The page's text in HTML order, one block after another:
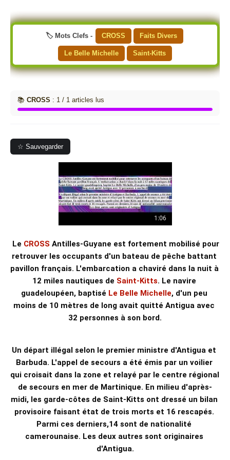
🏷️ Mots Clefs - CROSS Faits Divers
Le Belle Michelle Saint-Kitts
📚 CROSS : 1 / 1 articles lus
☆ Sauvegarder
Le CROSS Antilles-Guyane est fortement mobilisé pour
retrouver les occupants d'un bateau de pêche battant
pavillon français. L'embarcation a chaviré dans la nuit à
12 miles nautiques de Saint-Kitts. Le navire
guadeloupéen, baptisé Le Belle Michelle, d'un peu
moins de 10 mètres de long avait quitté Antigua avec
32 personnes à son bord.
Un départ illégal selon le premier ministre d'Antigua et
Barbuda. L'appel de secours a été émis par un voilier
qui croisait dans la zone et relayé par le centre régional
de secours en mer de Martinique. En milieu d'après-
midi, les garde-côtes de Saint-Kitts ont dressé un bilan
provisoire faisant état de trois morts et 16 rescapés.
Parmi ces derniers,14 sont de nationalité
camerounaise. Les deux autres sont originaires
d'Antigua.